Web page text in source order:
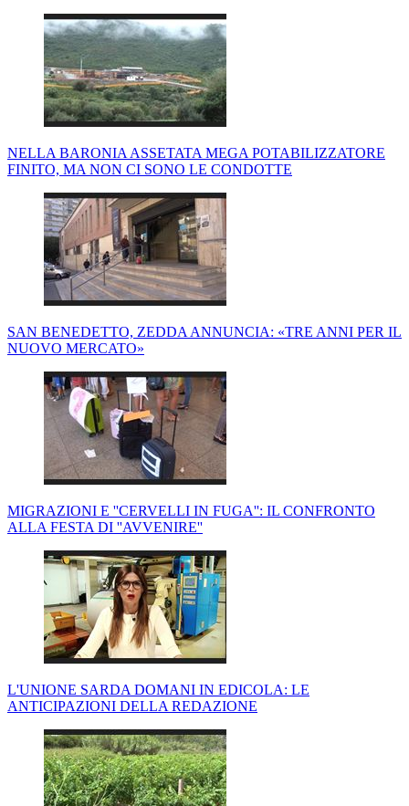
NELLA BARONIA ASSETATA MEGA POTABILIZZATORE
FINITO, MA NON CI SONO LE CONDOTTE
SAN BENEDETTO, ZEDDA ANNUNCIA: «TRE ANNI PER IL
NUOVO MERCATO»
MIGRAZIONI E ''CERVELLI IN FUGA'': IL CONFRONTO
ALLA FESTA DI ''AVVENIRE''
L'UNIONE SARDA DOMANI IN EDICOLA: LE
ANTICIPAZIONI DELLA REDAZIONE